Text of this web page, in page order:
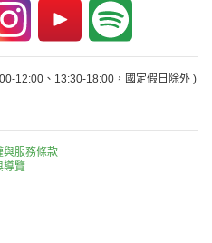
12:00、13:30-18:00，國定假日除外 )
與服務條款
導覽